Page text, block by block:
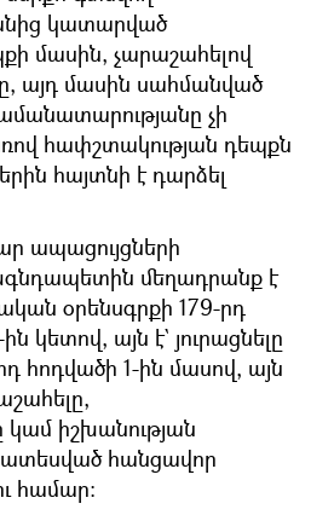
կատարված
մասին, չարաշահելով
այդ մասին սահմանված
չի
հափշտակության դեպքն
հայտնի է դարձել
ապացույցների
մեղադրանք է
օրենսգրքի 179-րդ
կետով, այն է` յուրացնելը
հոդվածի 1-ին մասով, այն
կամ իշխանության
հանցավոր
համար: